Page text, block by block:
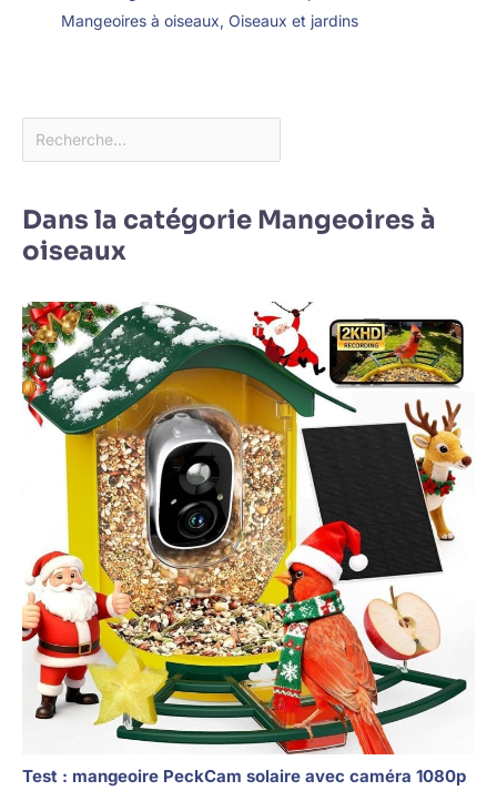
Mangeoires à oiseaux, Oiseaux et jardins
Dans la catégorie Mangeoires à
oiseaux
Test : mangeoire PeckCam solaire avec caméra 1080p